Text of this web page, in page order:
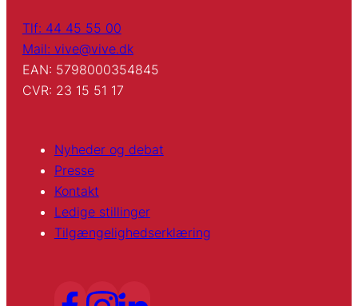
Tlf: 44 45 55 00
Mail: vive@vive.dk
EAN: 5798000354845
CVR: 23 15 51 17
Nyheder og debat
Presse
Kontakt
Ledige stillinger
Tilgængelighedserklæring